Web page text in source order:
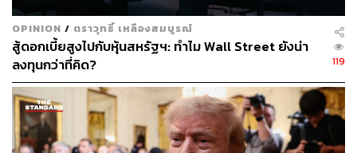
130
ABOUT THE AUTHOR
OPINION / ตราวุทธิ์ เหลืองสมบูรณ์
สู้ดอกเบี้ยสูงไปกับหุ้นสหรัฐฯ: ทำไม Wall Street ยังน่า
ลงทุนกว่าที่คิด?
119